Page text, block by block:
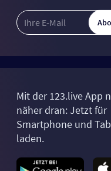
Mit der 123.live App
näher dran: Jetzt für
Smartphone und
laden.